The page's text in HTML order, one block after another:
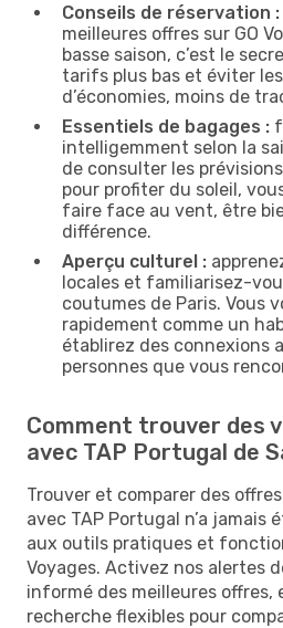
Conseils de réservation :
meilleures offres sur GO
basse saison, c’est le
tarifs plus bas et éviter
d’économies, moins de
Essentiels de bagages :
intelligemment selon la
de consulter les
pour profiter du soleil,
faire face au vent, être
différence.
Aperçu culturel :
locales et familiarisez-
coutumes de Paris. Vous
rapidement comme un
établirez des connexions
personnes que vous
Comment trouver des
avec TAP Portugal de
Trouver et comparer des
avec TAP Portugal n’a jamais
aux outils pratiques et
Voyages. Activez nos alertes
informé des meilleures offres,
recherche flexibles pour